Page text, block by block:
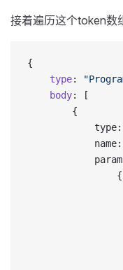
接着遍历这个token数
{
    type
:
    body
: [
        {
            type:
            name:
                {